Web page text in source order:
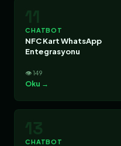
11
CHATBOT
NFC Kart WhatsApp
Entegrasyonu
👁 149
Oku →
13
CHATBOT